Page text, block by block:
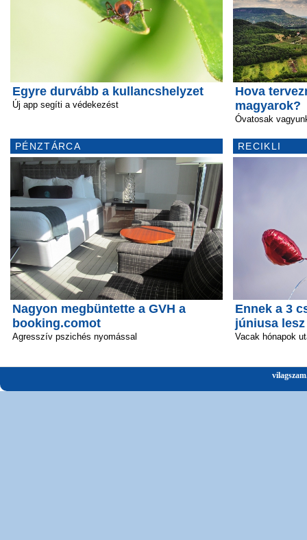
Egyre durvább a kullancshelyzet
Új app segíti a védekezést
PÉNZTÁRCA
Nagyon megbüntette a GVH a
booking.comot
Agresszív pszichés nyomással
Hova
magyarok?
Óvatosak
RECIKLI
Ennek a 3
júniusa lesz
Vacak hónapok